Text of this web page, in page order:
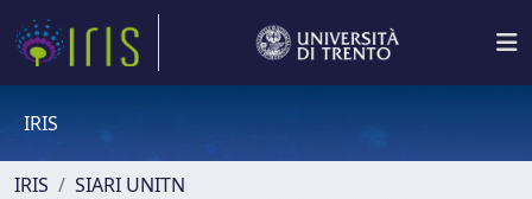
IRIS
IRIS
SIARI UNITN